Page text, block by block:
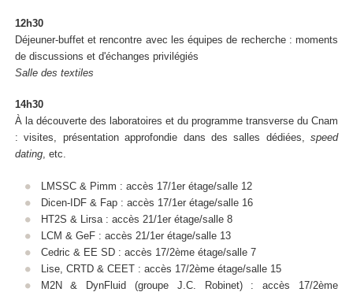
12h30
Déjeuner-buffet et rencontre avec les équipes de recherche : moments
de discussions et d'échanges privilégiés
Salle des textiles
14h30
À la découverte des laboratoires et du programme transverse du Cnam
: visites, présentation approfondie dans des salles dédiées, speed
dating, etc.
LMSSC & Pimm : accès 17/1er étage/salle 12
Dicen-IDF & Fap : accès 17/1er étage/salle 16
HT2S & Lirsa : accès 21/1er étage/salle 8
LCM & GeF : accès 21/1er étage/salle 13
Cedric & EE SD : accès 17/2ème étage/salle 7
Lise, CRTD & CEET : accès 17/2ème étage/salle 15
M2N & DynFluid (groupe J.C. Robinet) : accès 17/2ème